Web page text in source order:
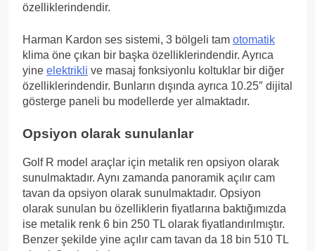
özelliklerindendir.
Harman Kardon ses sistemi, 3 bölgeli tam otomatik
klima öne çıkan bir başka özelliklerindendir. Ayrıca
yine elektrikli ve masaj fonksiyonlu koltuklar bir diğer
özelliklerindendir. Bunların dışında ayrıca 10.25″ dijital
gösterge paneli bu modellerde yer almaktadır.
Opsiyon olarak sunulanlar
Golf R model araçlar için metalik ren opsiyon olarak
sunulmaktadır. Aynı zamanda panoramik açılır cam
tavan da opsiyon olarak sunulmaktadır. Opsiyon
olarak sunulan bu özelliklerin fiyatlarına baktığımızda
ise metalik renk 6 bin 250 TL olarak fiyatlandırılmıştır.
Benzer şekilde yine açılır cam tavan da 18 bin 510 TL